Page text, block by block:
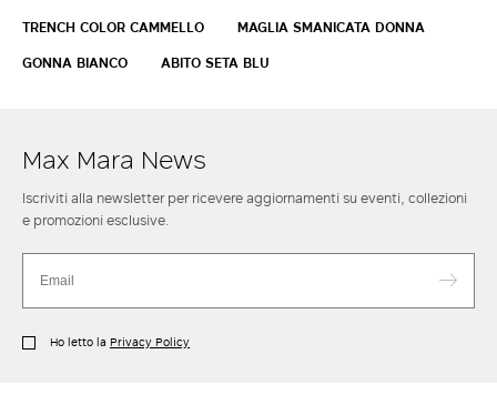
TRENCH COLOR CAMMELLO
MAGLIA SMANICATA DONNA
GONNA BIANCO
ABITO SETA BLU
Max Mara News
Iscriviti alla newsletter per ricevere aggiornamenti su eventi, collezioni
e promozioni esclusive.
Ho letto la Privacy Policy